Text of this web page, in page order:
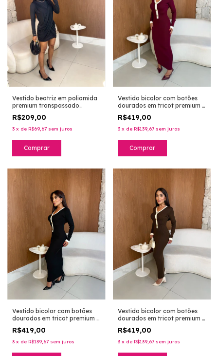
Vestido beatriz em poliamida
premium transpassado
R$209,00
3 x de R$69,67 sem juros
Comprar
Vestido bicolor com botões
dourados em tricot premium -
R$419,00
3 x de R$139,67 sem juros
Comprar
Vestido bicolor com botões
dourados em tricot premium -
R$419,00
3 x de R$139,67 sem juros
Vestido bicolor com botões
dourados em tricot premium -
R$419,00
3 x de R$139,67 sem juros